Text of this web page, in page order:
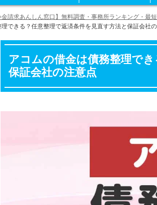
金請求あんしん窓口】無料調査・事務所ランキング・最
できる？任意整理で返済条件を見直す方法と保証会社
アコムの借金は債務整理で
保証会社の注意点